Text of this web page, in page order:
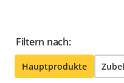
Filtern nach:
Hauptprodukte